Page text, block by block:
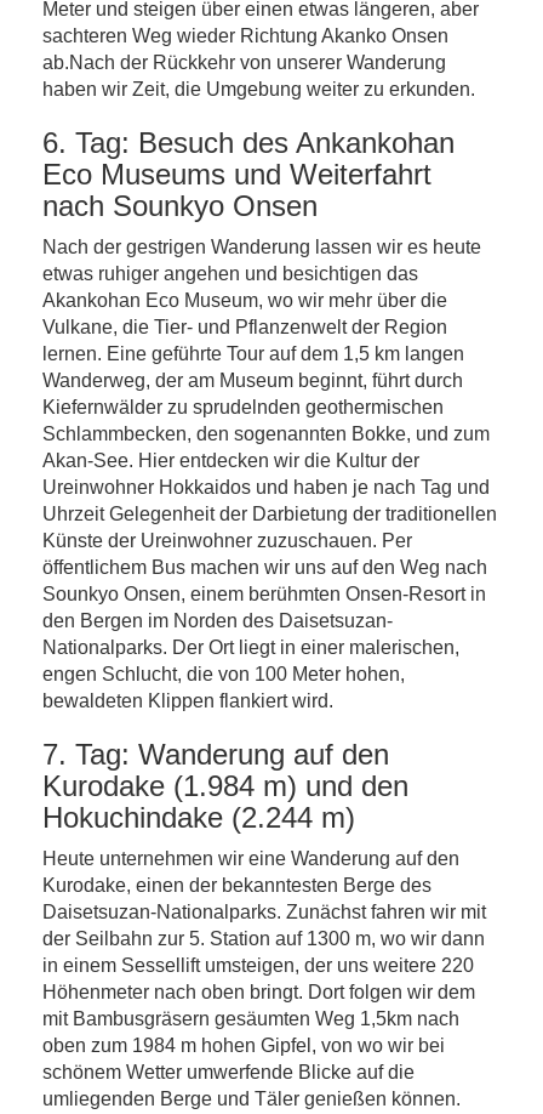
Meter und steigen über einen etwas längeren, aber
sachteren Weg wieder Richtung Akanko Onsen
ab.Nach der Rückkehr von unserer Wanderung
haben wir Zeit, die Umgebung weiter zu erkunden.
6. Tag: Besuch des Ankankohan
Eco Museums und Weiterfahrt
nach Sounkyo Onsen
Nach der gestrigen Wanderung lassen wir es heute
etwas ruhiger angehen und besichtigen das
Akankohan Eco Museum, wo wir mehr über die
Vulkane, die Tier- und Pflanzenwelt der Region
lernen. Eine geführte Tour auf dem 1,5 km langen
Wanderweg, der am Museum beginnt, führt durch
Kiefernwälder zu sprudelnden geothermischen
Schlammbecken, den sogenannten Bokke, und zum
Akan-See. Hier entdecken wir die Kultur der
Ureinwohner Hokkaidos und haben je nach Tag und
Uhrzeit Gelegenheit der Darbietung der traditionellen
Künste der Ureinwohner zuzuschauen. Per
öffentlichem Bus machen wir uns auf den Weg nach
Sounkyo Onsen, einem berühmten Onsen-Resort in
den Bergen im Norden des Daisetsuzan-
Nationalparks. Der Ort liegt in einer malerischen,
engen Schlucht, die von 100 Meter hohen,
bewaldeten Klippen flankiert wird.
7. Tag: Wanderung auf den
Kurodake (1.984 m) und den
Hokuchindake (2.244 m)
Heute unternehmen wir eine Wanderung auf den
Kurodake, einen der bekanntesten Berge des
Daisetsuzan-Nationalparks. Zunächst fahren wir mit
der Seilbahn zur 5. Station auf 1300 m, wo wir dann
in einem Sessellift umsteigen, der uns weitere 220
Höhenmeter nach oben bringt. Dort folgen wir dem
mit Bambusgräsern gesäumten Weg 1,5km nach
oben zum 1984 m hohen Gipfel, von wo wir bei
schönem Wetter umwerfende Blicke auf die
umliegenden Berge und Täler genießen können.